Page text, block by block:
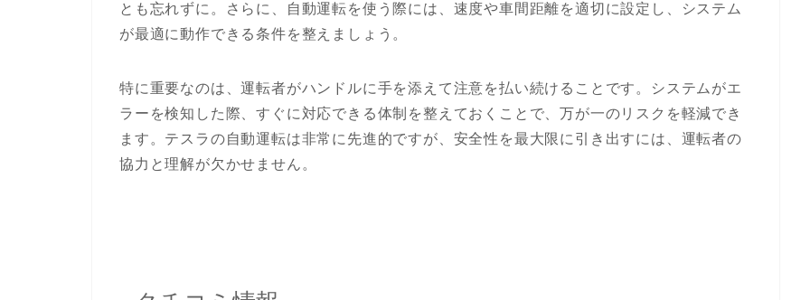
とも忘れずに。さらに、自動運転を使う際には、速度や車間距離を適切に設定し、システム
が最適に動作できる条件を整えましょう。
特に重要なのは、運転者がハンドルに手を添えて注意を払い続けることです。システムがエ
ラーを検知した際、すぐに対応できる体制を整えておくことで、万が一のリスクを軽減でき
ます。テスラの自動運転は非常に先進的ですが、安全性を最大限に引き出すには、運転者の
協力と理解が欠かせません。